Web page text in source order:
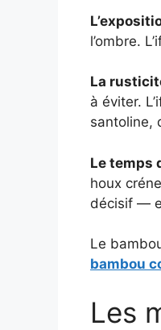
l’ombre.
La
à éviter.
santoline,
Le temps
houx
décisif —
Le
bambou
Les